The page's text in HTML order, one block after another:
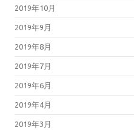
2019年10月
2019年9月
2019年8月
2019年7月
2019年6月
2019年4月
2019年3月